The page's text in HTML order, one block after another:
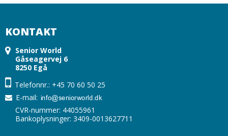
KONTAKT
Senior World
Gåseagervej 6
8250 Egå
Telefonnr.: +45 70 60 50 25
E-mail:
CVR-nummer: 44055961
Bankoplysninger: 3409-0013627711